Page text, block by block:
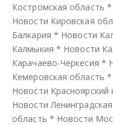
Костромская область *
Новости Кировская
Балкария * Новости
Калмыкия * Новости
Карачаево-Черкесия *
Кемеровская область *
Новости Красноярский
Новости
область * Новости